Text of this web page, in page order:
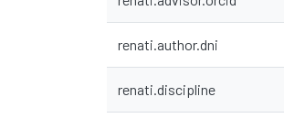
renati.author.dni
renati.discipline